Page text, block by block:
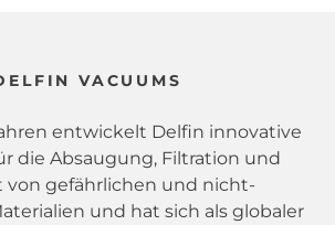
VACUUMS
entwickelt Delfin innovative
die Absaugung, Filtration und
von gefährlichen und nicht-
und hat sich als globaler